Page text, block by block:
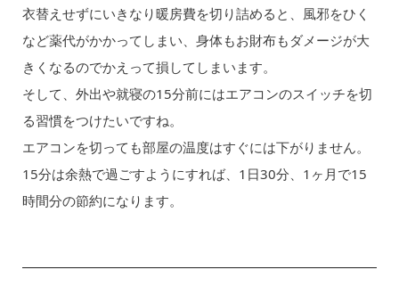
衣替えせずにいきなり暖房費を切り詰めると、風邪をひく
など薬代がかかってしまい、身体もお財布もダメージが大
きくなるのでかえって損してしまいます。
そして、外出や就寝の15分前にはエアコンのスイッチを切
る習慣をつけたいですね。
エアコンを切っても部屋の温度はすぐには下がりません。
15分は余熱で過ごすようにすれば、1日30分、1ヶ月で15
時間分の節約になります。